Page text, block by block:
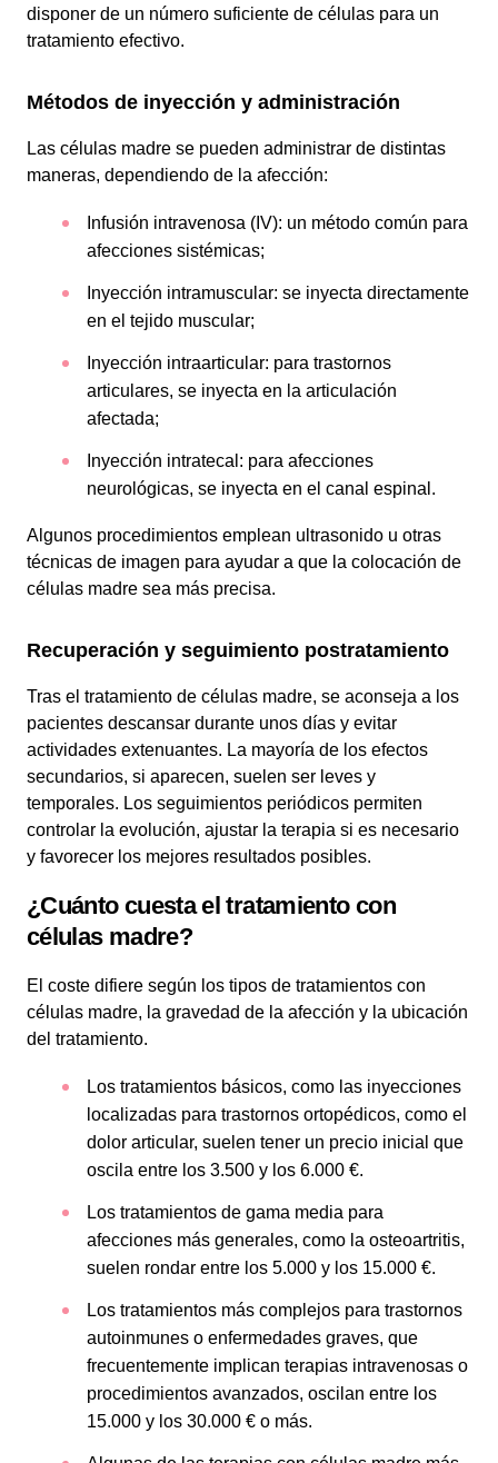
disponer de un número suficiente de células para un
tratamiento efectivo.
Métodos de inyección y administración
Las células madre se pueden administrar de distintas
maneras, dependiendo de la afección:
Infusión intravenosa (IV): un método común para
afecciones sistémicas;
Inyección intramuscular: se inyecta directamente
en el tejido muscular;
Inyección intraarticular: para trastornos
articulares, se inyecta en la articulación
afectada;
Inyección intratecal: para afecciones
neurológicas, se inyecta en el canal espinal.
Algunos procedimientos emplean ultrasonido u otras
técnicas de imagen para ayudar a que la colocación de
células madre sea más precisa.
Recuperación y seguimiento postratamiento
Tras el tratamiento de células madre, se aconseja a los
pacientes descansar durante unos días y evitar
actividades extenuantes. La mayoría de los efectos
secundarios, si aparecen, suelen ser leves y
temporales. Los seguimientos periódicos permiten
controlar la evolución, ajustar la terapia si es necesario
y favorecer los mejores resultados posibles.
¿Cuánto cuesta el tratamiento con
células madre?
El coste difiere según los tipos de tratamientos con
células madre, la gravedad de la afección y la ubicación
del tratamiento.
Los tratamientos básicos, como las inyecciones
localizadas para trastornos ortopédicos, como el
dolor articular, suelen tener un precio inicial que
oscila entre los 3.500 y los 6.000 €.
Los tratamientos de gama media para
afecciones más generales, como la osteoartritis,
suelen rondar entre los 5.000 y los 15.000 €.
Los tratamientos más complejos para trastornos
autoinmunes o enfermedades graves, que
frecuentemente implican terapias intravenosas o
procedimientos avanzados, oscilan entre los
15.000 y los 30.000 € o más.